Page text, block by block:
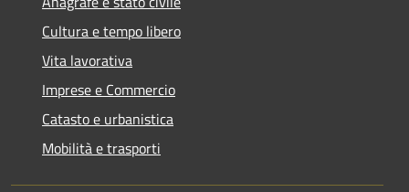
Cultura e tempo libero
Vita lavorativa
Imprese e Commercio
Catasto e urbanistica
Mobilità e trasporti